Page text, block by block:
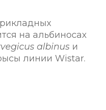
на альбиносах
albinus и
линии Wistar.